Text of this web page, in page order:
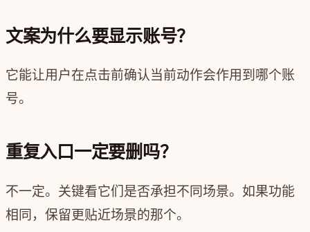
文案为什么要显示账号？
它能让用户在点击前确认当前动作会作用到哪个账
号。
重复入口一定要删吗？
不一定。关键看它们是否承担不同场景。如果功能
相同，保留更贴近场景的那个。